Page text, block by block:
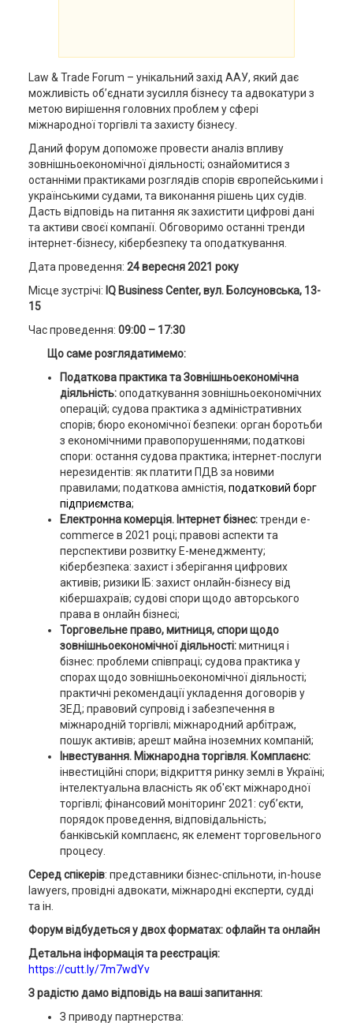
Law & Trade Forum – унікальний захід ААУ, який дає
можливість об’єднати зусилля бізнесу та адвокатури з
метою вирішення головних проблем у сфері
міжнародної торгівлі та захисту бізнесу.
Даний форум допоможе провести аналіз впливу
зовнішньоекономічної діяльності; ознайомитися з
останніми практиками розглядів спорів європейськими і
українськими судами, та виконання рішень цих судів.
Дасть відповідь на питання як захистити цифрові дані
та активи своєї компанії. Обговоримо останні тренди
інтернет-бізнесу, кібербезпеку та оподаткування.
Дата проведення: 24 вересня 2021 року
Місце зустрічі: IQ Business Center,вул. Болсуновська, 13-
15
Час проведення: 09:00 – 17:30
Що саме розглядатимемо:
Податкова практика та Зовнішньоекономічна
діяльність:оподаткування зовнішньоекономічних
операцій; судова практика з адміністративних
спорів; бюро економічної безпеки: орган боротьби
з економічними правопорушеннями; податкові
спори: остання судова практика; інтернет-послуги
нерезидентів: як платити ПДВ за новими
правилами; податкова амністія, податковий борг
підприємства;
Електронна комерція. Інтернет бізнес:тренди e-
commerce в 2021 році; правові аспекти та
перспективи розвитку E-менеджменту;
кібербезпека: захист і зберігання цифрових
активів; ризики ІБ: захист онлайн-бізнесу від
кібершахраїв; судові спори щодо авторського
права в онлайн бізнесі;
Торговельне право, митниця, спори щодо
зовнішньоекономічної діяльності:митниця і
бізнес: проблеми співпраці; судова практика у
спорах щодо зовнішньоекономічної діяльності;
практичні рекомендації укладення договорів у
ЗЕД; правовий супровід і забезпечення в
міжнародній торгівлі; міжнародний арбітраж,
пошук активів; арешт майна іноземних компаній;
Інвестування. Міжнародна торгівля. Комплаєнс:
інвестиційні спори; відкриття ринку землі в Україні;
інтелектуальна власність як об'єкт міжнародної
торгівлі; фінансовий моніторинг 2021: суб’єкти,
порядок проведення, відповідальність;
банківській комплаєнс, як елемент торговельного
процесу.
Серед спікерів: представники бізнес-спільноти, іn-house
lawyers, провідні адвокати, міжнародні експерти, судді
та ін.
Форум відбудеться у двох форматах: офлайн та онлайн
Детальна інформація та реєстрація:
https://cutt.ly/7m7wdYv
З радістю дамо відповідь на ваші запитання:
З приводу партнерства: